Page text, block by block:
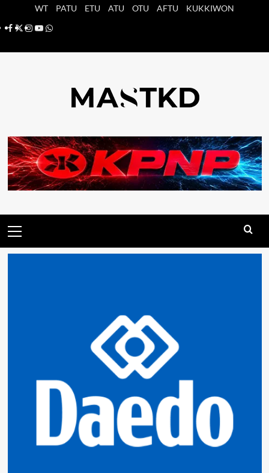
WT PATU ETU ATU OTU AFTU
KUKKIWON
Facebook
X Instagram
YouTube
Whatsapp
principal